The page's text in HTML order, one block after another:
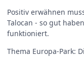
Positiv erwähnen
Talocan - so gut
funktioniert.
Thema Europa-Park: